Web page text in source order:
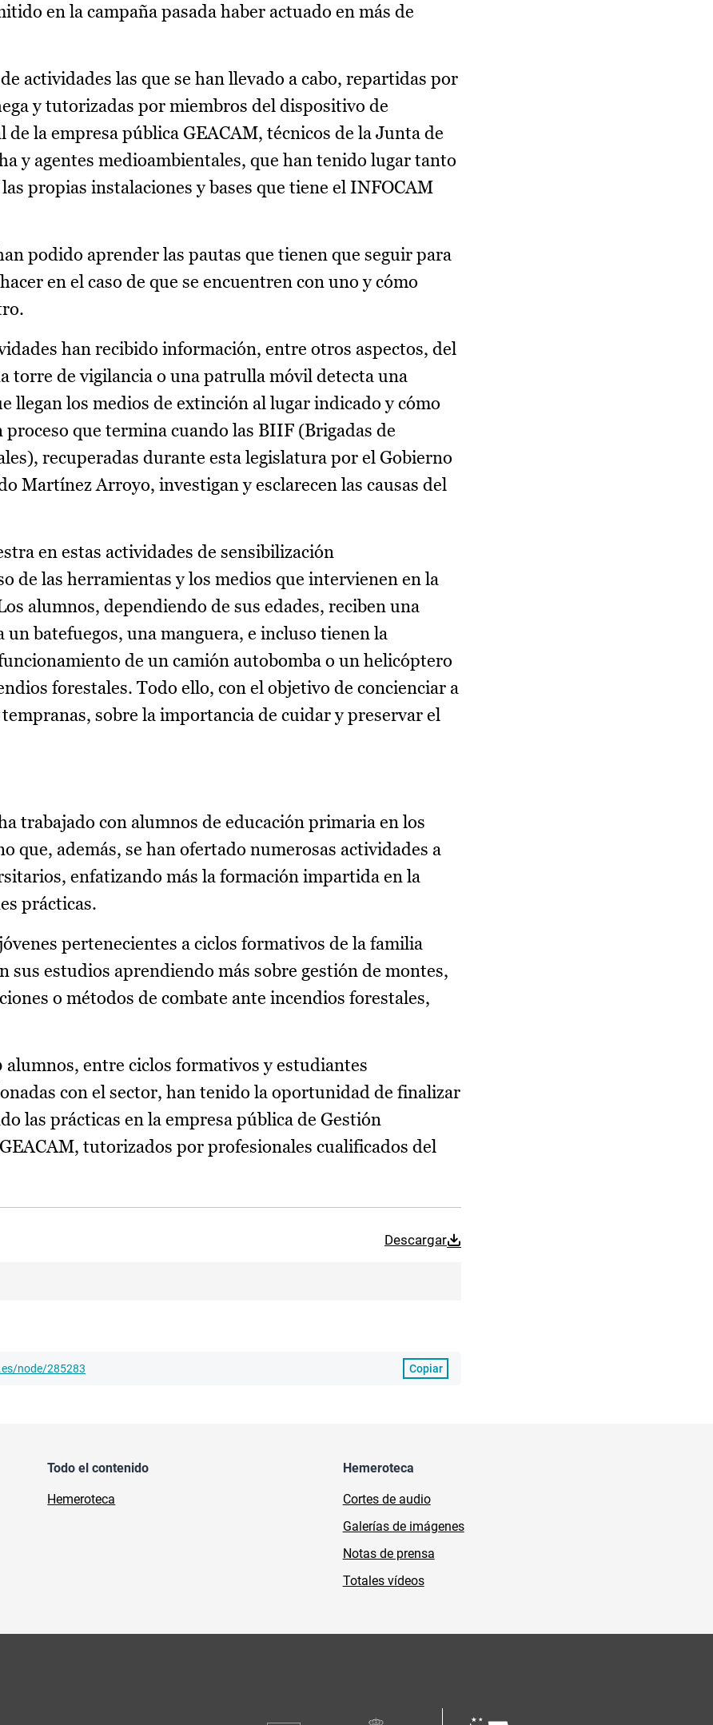
en la campaña pasada haber actuado en más de
actividades las que se han llevado a cabo, repartidas por
y tutorizadas por miembros del dispositivo de
la empresa pública GEACAM, técnicos de la Junta de
y agentes medioambientales, que han tenido lugar tanto
propias instalaciones y bases que tiene el INFOCAM
podido aprender las pautas que tienen que seguir para
en el caso de que se encuentren con uno y cómo
han recibido información, entre otros aspectos, del
torre de vigilancia o una patrulla móvil detecta una
llegan los medios de extinción al lugar indicado y cómo
que termina cuando las BIIF (Brigadas de
recuperadas durante esta legislatura por el Gobierno
Martínez Arroyo, investigan y esclarecen las causas del
en estas actividades de sensibilización
de las herramientas y los medios que intervienen en la
alumnos, dependiendo de sus edades, reciben una
un batefuegos, una manguera, e incluso tienen la
de un camión autobomba o un helicóptero
forestales. Todo ello, con el objetivo de concienciar a
sobre la importancia de cuidar y preservar el
trabajado con alumnos de educación primaria en los
que, además, se han ofertado numerosas actividades a
enfatizando más la formación impartida en la
prácticas.
pertenecientes a ciclos formativos de la familia
estudios aprendiendo más sobre gestión de montes,
o métodos de combate ante incendios forestales,
entre ciclos formativos y estudiantes
con el sector, han tenido la oportunidad de finalizar
las prácticas en la empresa pública de Gestión
tutorizados por profesionales cualificados del
Descargar
node/285283 Copiar
Todo el contenido
Hemeroteca
Hemeroteca
Cortes de audio
Galerías de imágenes
Notas de prensa
Totales vídeos